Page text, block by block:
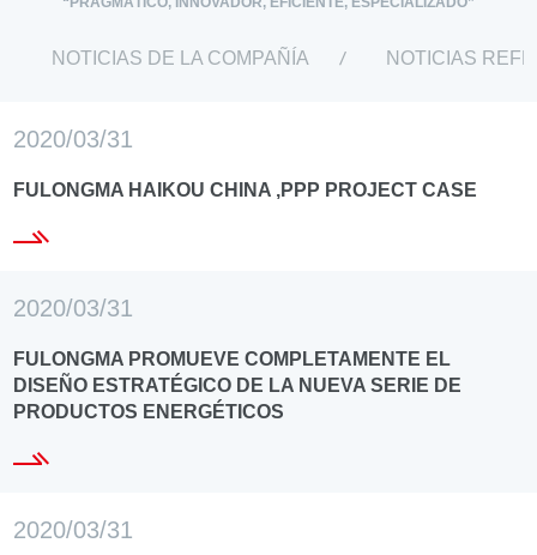
NOTICIAS DE LA COMPAÑÍA NOTICIAS
2020/03/31
FULONGMA HAIKOU CHINA ,PPP PROJECT CASE
2020/03/31
FULONGMA PROMUEVE COMPLETAMENTE EL
DISEÑO ESTRATÉGICO DE LA NUEVA SERIE DE
PRODUCTOS ENERGÉTICOS
2020/03/31